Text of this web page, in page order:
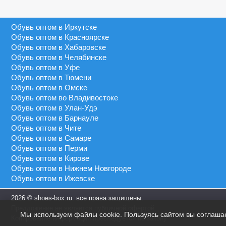
MEIGIANNAS
MEKO MELO
MIMOER
MOLO
MOMOTARI
NASIMUDA
NICOLETTA
OLADI
PALIAMENT
S&L
SAIWEN
41 - 45
41 - 46
45 - 50
46 - 48
46 - 49
46 - 50
Синий
Сиреневый
Темно-синий
Фиолетовый
Черный
Обувь оптом в Иркутске
Обувь оптом в Красноярске
Обувь оптом в Хабаровске
Обувь оптом в Челябинске
Обувь оптом в Уфе
Обувь оптом в Тюмени
Обувь оптом в Омске
Обувь оптом во Владивостоке
Обувь оптом в Улан-Удэ
Обувь оптом в Барнауле
Обувь оптом в Чите
Обувь оптом в Самаре
Обувь оптом в Перми
Обувь оптом в Кирове
Обувь оптом в Нижнем Новгороде
Обувь оптом в Ижевске
2026 © shoes-box.ru: все права защищены.
Копирование информации преследуется по закону
Мы используем файлы cookie. Пользуясь сайтом вы